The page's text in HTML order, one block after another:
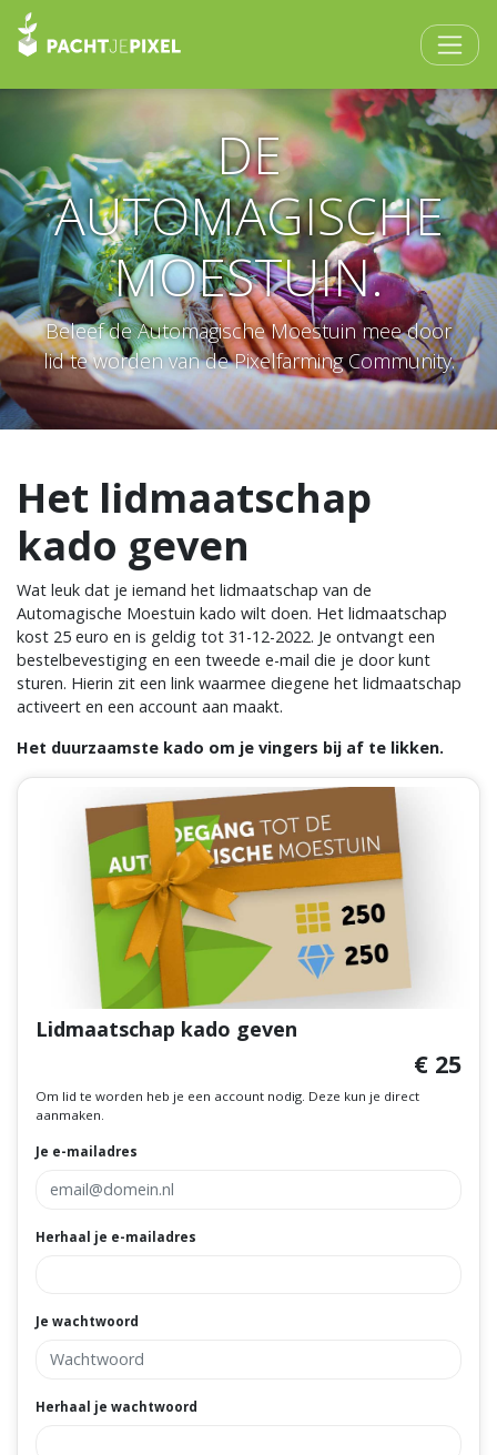
DE
AUTOMAGISCHE
MOESTUIN.
Beleef de Automagische Moestuin mee door
lid te worden van de Pixelfarming Community.
Het lidmaatschap
kado geven
Wat leuk dat je iemand het lidmaatschap van de
Automagische Moestuin kado wilt doen. Het lidmaatschap
kost 25 euro en is geldig tot 31-12-2022. Je ontvangt een
bestelbevestiging en een tweede e-mail die je door kunt
sturen. Hierin zit een link waarmee diegene het lidmaatschap
activeert en een account aan maakt.
Het duurzaamste kado om je vingers bij af te likken.
Lidmaatschap kado geven
€ 25
Om lid te worden heb je een account nodig. Deze kun je direct
aanmaken.
Je e-mailadres
Herhaal je e-mailadres
Je wachtwoord
Herhaal je wachtwoord